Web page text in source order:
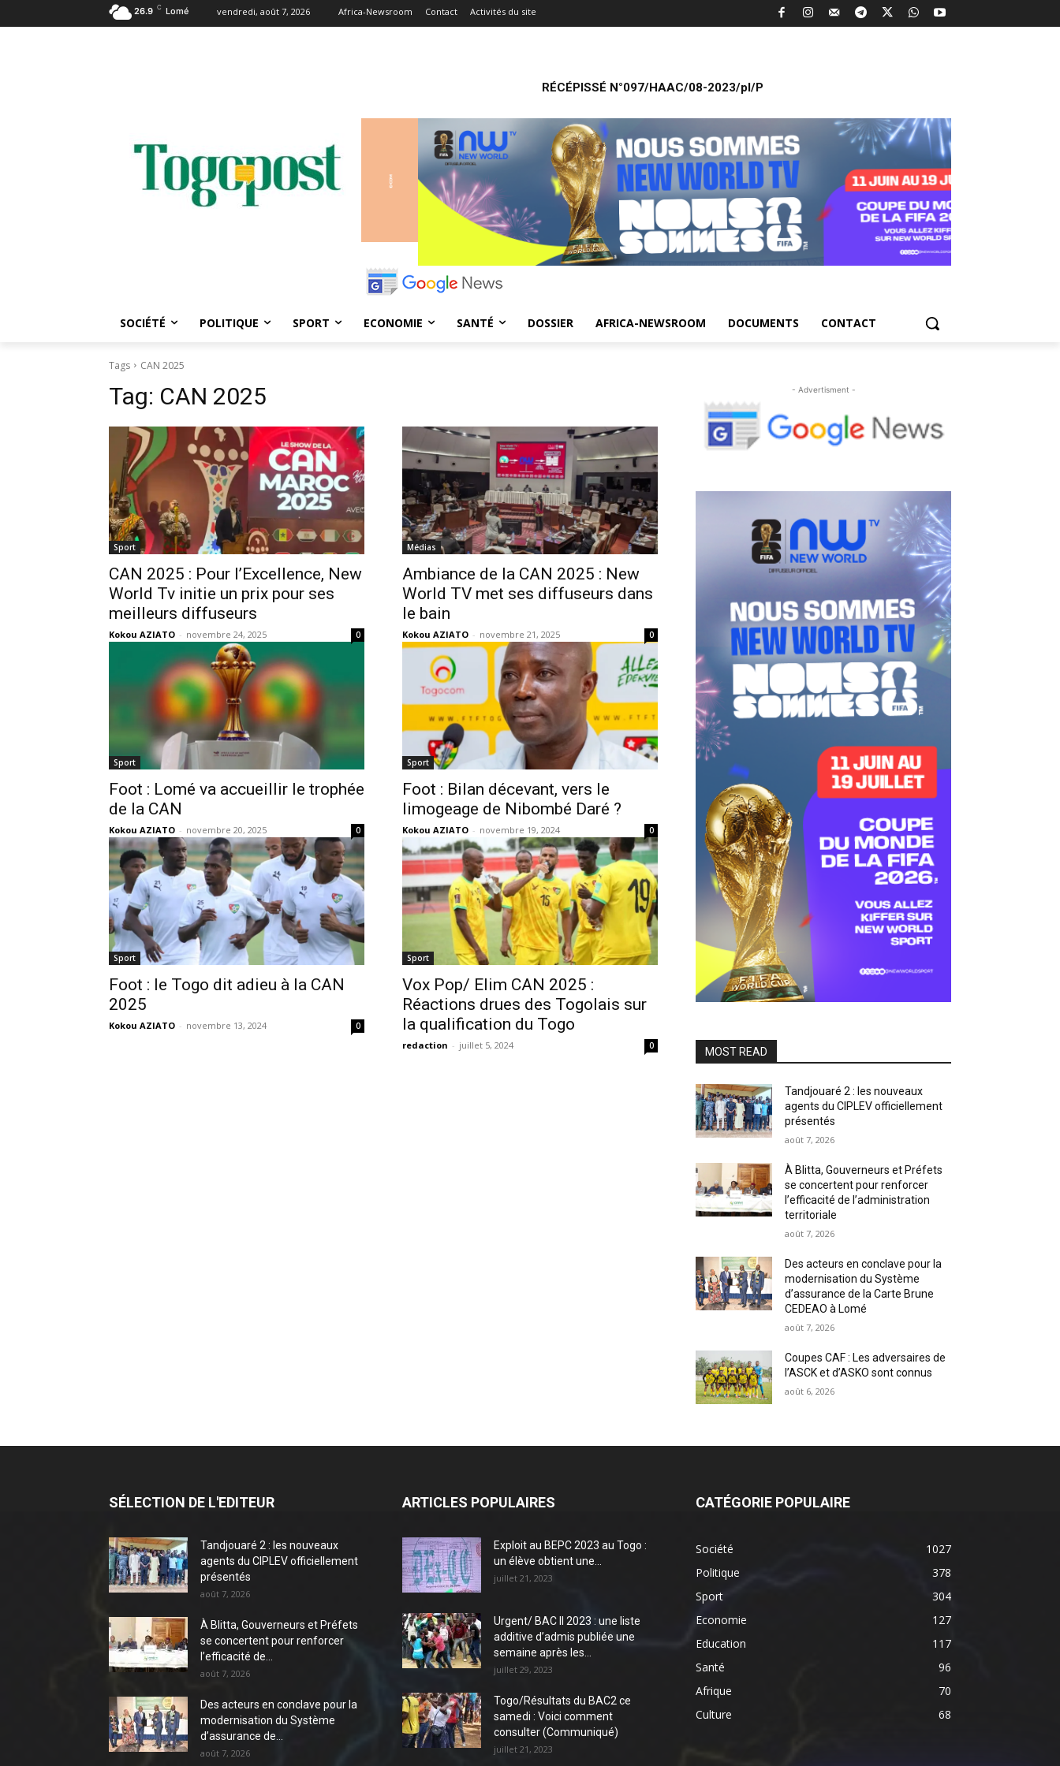
26.9 C Lomé vendredi, août 7, 2026 Africa-Newsroom Contact Activités du site
RÉCÉPISSÉ N°097/HAAC/08-2023/pl/P
SOCIÉTÉ POLITIQUE SPORT ECONOMIE SANTÉ DOSSIER AFRICA-NEWSROOM DOCUMENTS CONTACT
Tags CAN 2025
Tag: CAN 2025
Sport
CAN 2025 : Pour l’Excellence, New
World Tv initie un prix pour ses
meilleurs diffuseurs
Kokou AZIATO - novembre 24, 2025 0
Médias
Ambiance de la CAN 2025 : New
World TV met ses diffuseurs dans
le bain
Kokou AZIATO - novembre 21, 2025 0
Sport
Foot : Lomé va accueillir le trophée
de la CAN
Kokou AZIATO - novembre 20, 2025 0
Sport
Foot : Bilan décevant, vers le
limogeage de Nibombé Daré ?
Kokou AZIATO - novembre 19, 2024 0
Sport
Foot : le Togo dit adieu à la CAN
2025
Kokou AZIATO - novembre 13, 2024 0
Sport
Vox Pop/ Elim CAN 2025 :
Réactions drues des Togolais sur
la qualification du Togo
redaction - juillet 5, 2024 0
- Advertisment -
MOST READ
Tandjouaré 2 : les nouveaux
agents du CIPLEV officiellement
présentés
août 7, 2026
À Blitta, Gouverneurs et Préfets
se concertent pour renforcer
l’efficacité de l’administration
territoriale
août 7, 2026
Des acteurs en conclave pour la
modernisation du Système
d’assurance de la Carte Brune
CEDEAO à Lomé
août 7, 2026
Coupes CAF : Les adversaires de
l’ASCK et d’ASKO sont connus
août 6, 2026
SÉLECTION DE L'EDITEUR
Tandjouaré 2 : les nouveaux
agents du CIPLEV officiellement
présentés
août 7, 2026
À Blitta, Gouverneurs et Préfets
se concertent pour renforcer
l’efficacité de...
août 7, 2026
Des acteurs en conclave pour la
modernisation du Système
d’assurance de...
août 7, 2026
ARTICLES POPULAIRES
Exploit au BEPC 2023 au Togo :
un élève obtient une...
juillet 21, 2023
Urgent/ BAC II 2023 : une liste
additive d’admis publiée une
semaine après les...
juillet 29, 2023
Togo/Résultats du BAC2 ce
samedi : Voici comment
consulter (Communiqué)
juillet 21, 2023
CATÉGORIE POPULAIRE
Société
1027
Politique
378
Sport
304
Economie
127
Education
117
Santé
96
Afrique
70
Culture
68